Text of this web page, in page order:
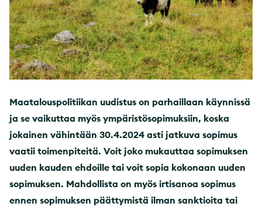
Maatalouspolitiikan uudistus on parhaillaan käynnissä
ja se vaikuttaa myös ympäristösopimuksiin, koska
jokainen vähintään 30.4.2024 asti jatkuva sopimus
vaatii toimenpiteitä. Voit joko mukauttaa sopimuksen
uuden kauden ehdoille tai voit sopia kokonaan uuden
sopimuksen. Mahdollista on myös irtisanoa sopimus
ennen sopimuksen päättymistä ilman sanktioita tai